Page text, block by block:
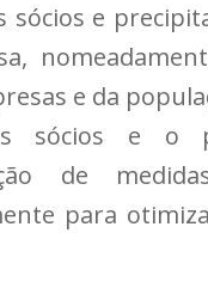
sócios e
e da
sócios e o
de
para